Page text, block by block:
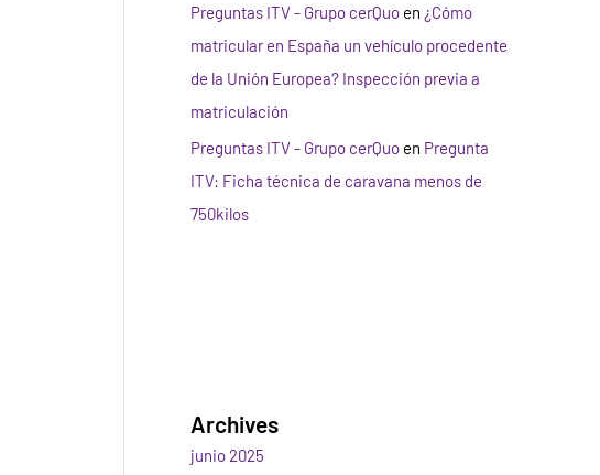
Preguntas ITV - Grupo cerQuo en ¿Cómo
matricular en España un vehículo procedente
de la Unión Europea? Inspección previa a
matriculación
Preguntas ITV - Grupo cerQuo en Pregunta
ITV: Ficha técnica de caravana menos de
750kilos
Archives
junio 2025